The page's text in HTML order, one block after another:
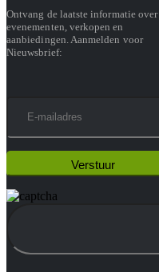
Ontvang de laatste informatie over
evenementen, verkopen en
aanbiedingen. Aanmelden voor
Nieuwsbrief: